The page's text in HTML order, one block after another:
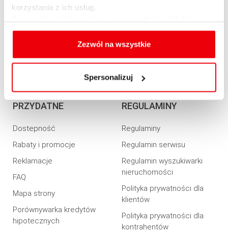
korzystania z ich usług.
cookies, celu i sposobu korzystania z nich przez nas
oraz zmiany ustawień plików cookies a także ich
usuwania z przeglądarki internetowej, znajdują się
Zezwól na wszystkie
Spersonalizuj
OFERTA
Kredyty
Ubezpieczenia
PRZYDATNE
Dostepność
Rabaty i promocje
Reklamacje
FAQ
Mapa strony
Porównywarka kredytów
hipotecznych
REGULAMINY
Regulaminy
Regulamin serwisu
Regulamin wyszukiwarki
nieruchomości
Polityka prywatności dla
klientów
Polityka prywatności dla
kontrahentów